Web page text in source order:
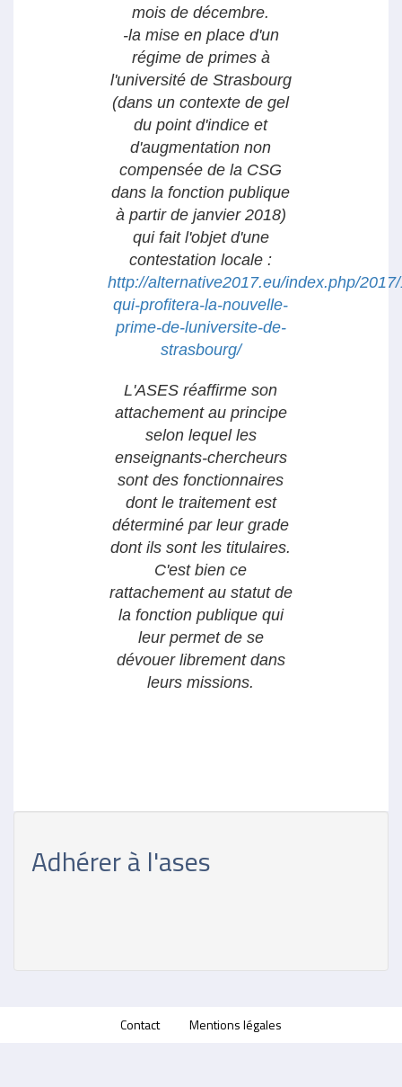
mois de décembre.
-la mise en place d'un
régime de primes à
l'université de Strasbourg
(dans un contexte de gel
du point d'indice et
d'augmentation non
compensée de la CSG
dans la fonction publique
à partir de janvier 2018)
qui fait l'objet d'une
contestation locale :
http://alternative2017.eu/index.php/
qui-profitera-la-nouvelle-
prime-de-luniversite-de-
strasbourg/
L'ASES réaffirme son
attachement au principe
selon lequel les
enseignants-chercheurs
sont des fonctionnaires
dont le traitement est
déterminé par leur grade
dont ils sont les titulaires.
C'est bien ce
rattachement au statut de
la fonction publique qui
leur permet de se
dévouer librement dans
leurs missions.
Adhérer à l'ases
Contact Mentions légales